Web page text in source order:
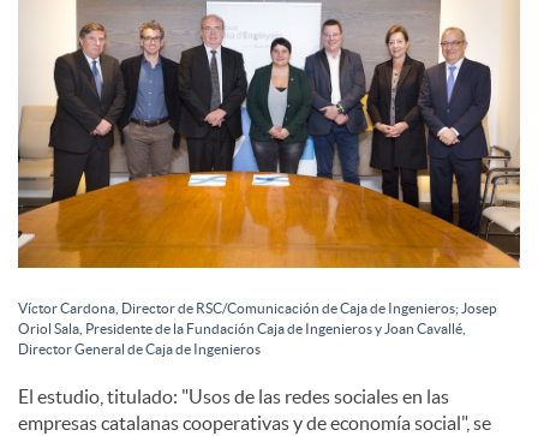
s
Víctor Cardona, Director de RSC/Comunicación de Caja de Ingenieros; Josep
Oriol Sala, Presidente de la Fundación Caja de Ingenieros y Joan Cavallé,
Director General de Caja de Ingenieros
El estudio, titulado: "Usos de las redes sociales en las
empresas catalanas cooperativas y de economía social", se